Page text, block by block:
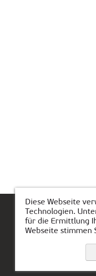
Diese Webseite
Technologien.
für die Ermittlung
Webseite stimmen